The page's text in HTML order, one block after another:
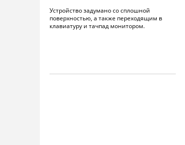
Устройство задумано со сплошной
поверхностью, а также переходящим в
клавиатуру и тачпад монитором.